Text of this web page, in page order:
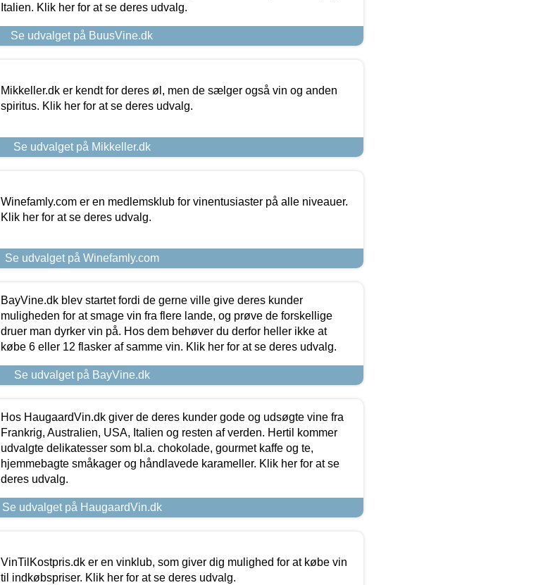
Italien. Klik her for at se deres udvalg.
Se udvalget på BuusVine.dk
Mikkeller.dk er kendt for deres øl, men de sælger også vin og anden
spiritus. Klik her for at se deres udvalg.
Se udvalget på Mikkeller.dk
Winefamly.com er en medlemsklub for vinentusiaster på alle niveauer.
Klik her for at se deres udvalg.
Se udvalget på Winefamly.com
BayVine.dk blev startet fordi de gerne ville give deres kunder
muligheden for at smage vin fra flere lande, og prøve de forskellige
druer man dyrker vin på. Hos dem behøver du derfor heller ikke at
købe 6 eller 12 flasker af samme vin. Klik her for at se deres udvalg.
Se udvalget på BayVine.dk
Hos HaugaardVin.dk giver de deres kunder gode og udsøgte vine fra
Frankrig, Australien, USA, Italien og resten af verden. Hertil kommer
udvalgte delikatesser som bl.a. chokolade, gourmet kaffe og te,
hjemmebagte småkager og håndlavede karameller. Klik her for at se
deres udvalg.
Se udvalget på HaugaardVin.dk
VinTilKostpris.dk er en vinklub, som giver dig mulighed for at købe vin
til indkøbspriser. Klik her for at se deres udvalg.